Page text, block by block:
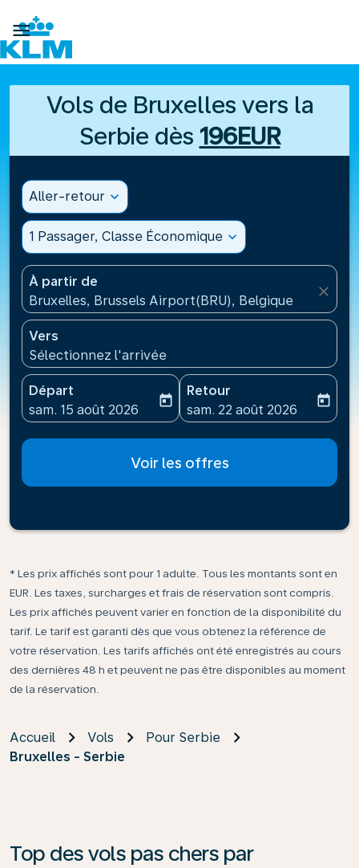

Vols de Bruxelles vers la
Serbie dès 196EUR
Aller-retour expand_more
1 Passager, Classe Économique expand_more
À partir de
Bruxelles, Brussels Airport(BRU), Belgique
close
Vers
Sélectionnez l'arrivée
Départ
fc-booking-departure-date-aria-label
sam. 15 août 2026
today
Retour
fc-booking-return-date-
sam. 22 août 2026
today
Voir les offres
* Les prix affichés sont pour 1 adulte. Tous les montants sont en
EUR. Les taxes, surcharges et frais de réservation sont compris.
Les prix affichés peuvent varier en fonction de la disponibilité du
tarif. Le tarif est garanti dès que vous obtenez la référence de
votre réservation. Les tarifs affichés ont été enregistrés au cours
des dernières 48 h et peuvent ne pas être disponibles au moment
de la réservation.
Accueil Vols
Pour Serbie
Bruxelles - Serbie
Top des vols pas chers par